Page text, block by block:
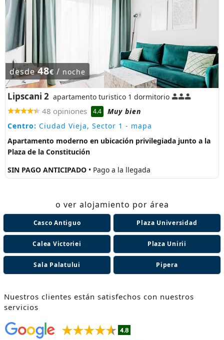
desde48€ / noche
Lipscani 2 apartamento turistico 1 dormitorio
48 opiniones 4.4
Muy bien
Centro: Ciudad Vieja, Sector 1 - mapa
Apartamento moderno en ubicación privilegiada junto a la
Plaza de la Constitución
SIN PAGO ANTICIPADO • Pago a la llegada
o ver alojamiento por área
Casco Antiguo Plaza Universidad
Calea Victoriei Plaza Unirii
Sala Palatului Pipera
Nuestros clientes están satisfechos con nuestros
servicios